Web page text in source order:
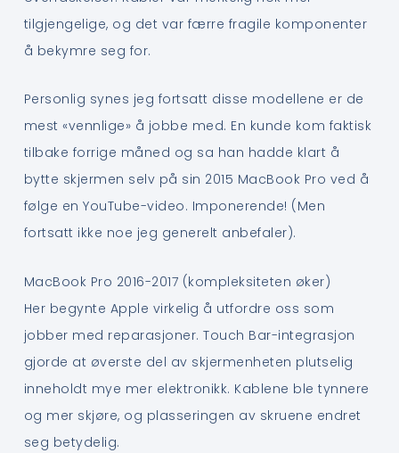
tilgjengelige, og det var færre fragile komponenter
å bekymre seg for.
Personlig synes jeg fortsatt disse modellene er de
mest «vennlige» å jobbe med. En kunde kom faktisk
tilbake forrige måned og sa han hadde klart å
bytte skjermen selv på sin 2015 MacBook Pro ved å
følge en YouTube-video. Imponerende! (Men
fortsatt ikke noe jeg generelt anbefaler).
MacBook Pro 2016-2017 (kompleksiteten øker)
Her begynte Apple virkelig å utfordre oss som
jobber med reparasjoner. Touch Bar-integrasjon
gjorde at øverste del av skjermenheten plutselig
inneholdt mye mer elektronikk. Kablene ble tynnere
og mer skjøre, og plasseringen av skruene endret
seg betydelig.